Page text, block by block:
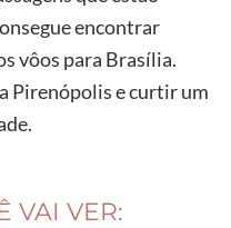
encontrar
vôos para Brasília.
Pirenópolis e curtir um
VAI VER: